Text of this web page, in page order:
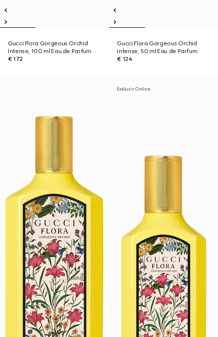
Gucci Flora Gorgeous Orchid
Intense, 100 ml Eau de Parfum
€ 172
Gucci Flora Gorgeous Orchid
Intense, 50 ml Eau de Parfum
€ 124
Exklusiv Online